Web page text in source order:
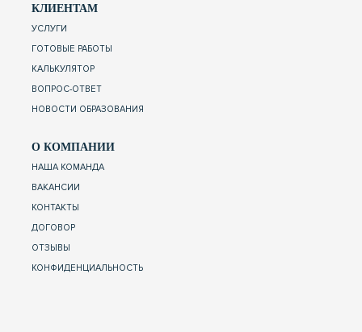
КЛИЕНТАМ
УСЛУГИ
ГОТОВЫЕ РАБОТЫ
КАЛЬКУЛЯТОР
ВОПРОС-ОТВЕТ
НОВОСТИ ОБРАЗОВАНИЯ
О КОМПАНИИ
НАША КОМАНДА
ВАКАНСИИ
КОНТАКТЫ
ДОГОВОР
ОТЗЫВЫ
КОНФИДЕНЦИАЛЬНОСТЬ